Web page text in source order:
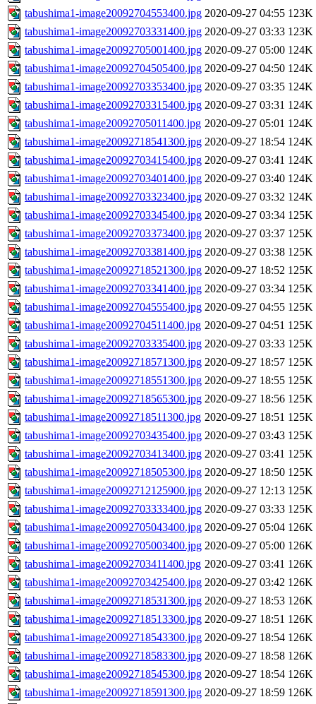
tabushima1-image20092704553400.jpg 2020-09-27 04:55 123K
tabushima1-image20092703331400.jpg 2020-09-27 03:33 123K
tabushima1-image20092705001400.jpg 2020-09-27 05:00 124K
tabushima1-image20092704505400.jpg 2020-09-27 04:50 124K
tabushima1-image20092703353400.jpg 2020-09-27 03:35 124K
tabushima1-image20092703315400.jpg 2020-09-27 03:31 124K
tabushima1-image20092705011400.jpg 2020-09-27 05:01 124K
tabushima1-image20092718541300.jpg 2020-09-27 18:54 124K
tabushima1-image20092703415400.jpg 2020-09-27 03:41 124K
tabushima1-image20092703401400.jpg 2020-09-27 03:40 124K
tabushima1-image20092703323400.jpg 2020-09-27 03:32 124K
tabushima1-image20092703345400.jpg 2020-09-27 03:34 125K
tabushima1-image20092703373400.jpg 2020-09-27 03:37 125K
tabushima1-image20092703381400.jpg 2020-09-27 03:38 125K
tabushima1-image20092718521300.jpg 2020-09-27 18:52 125K
tabushima1-image20092703341400.jpg 2020-09-27 03:34 125K
tabushima1-image20092704555400.jpg 2020-09-27 04:55 125K
tabushima1-image20092704511400.jpg 2020-09-27 04:51 125K
tabushima1-image20092703335400.jpg 2020-09-27 03:33 125K
tabushima1-image20092718571300.jpg 2020-09-27 18:57 125K
tabushima1-image20092718551300.jpg 2020-09-27 18:55 125K
tabushima1-image20092718565300.jpg 2020-09-27 18:56 125K
tabushima1-image20092718511300.jpg 2020-09-27 18:51 125K
tabushima1-image20092703435400.jpg 2020-09-27 03:43 125K
tabushima1-image20092703413400.jpg 2020-09-27 03:41 125K
tabushima1-image20092718505300.jpg 2020-09-27 18:50 125K
tabushima1-image20092712125900.jpg 2020-09-27 12:13 125K
tabushima1-image20092703333400.jpg 2020-09-27 03:33 125K
tabushima1-image20092705043400.jpg 2020-09-27 05:04 126K
tabushima1-image20092705003400.jpg 2020-09-27 05:00 126K
tabushima1-image20092703411400.jpg 2020-09-27 03:41 126K
tabushima1-image20092703425400.jpg 2020-09-27 03:42 126K
tabushima1-image20092718531300.jpg 2020-09-27 18:53 126K
tabushima1-image20092718513300.jpg 2020-09-27 18:51 126K
tabushima1-image20092718543300.jpg 2020-09-27 18:54 126K
tabushima1-image20092718583300.jpg 2020-09-27 18:58 126K
tabushima1-image20092718545300.jpg 2020-09-27 18:54 126K
tabushima1-image20092718591300.jpg 2020-09-27 18:59 126K